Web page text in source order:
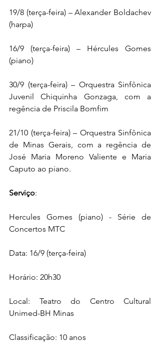
19/8 (terça-feira) – Alexander Boldachev
(harpa)
16/9 (terça-feira) – Hércules Gomes
(piano)
30/9 (terça-feira) – Orquestra Sinfônica
Juvenil Chiquinha Gonzaga, com a
regência de Priscila Bomfim
21/10 (terça-feira) – Orquestra Sinfônica
de Minas Gerais, com a regência de
José Maria Moreno Valiente e Maria
Caputo ao piano.
Serviço:
Hercules Gomes (piano) - Série de
Concertos MTC
Data: 16/9 (terça-feira)
Horário: 20h30
Local: Teatro do Centro Cultural
Unimed-BH Minas
Classificação: 10 anos